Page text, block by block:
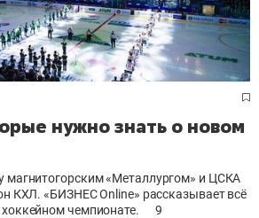
нужно знать о новом
магнитогорским «Металлургом» и ЦСКА
КХЛ.«БИЗНЕС Online» рассказывает всё
чемпионате.
9